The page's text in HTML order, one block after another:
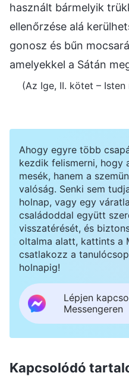
használt bármelyik
ellenőrzése alá
gonosz és bűn
amelyekkel a Sátán
(Az Ige, II. kötet –
Ahogy egyre több
kezdik felismerni, hogy
mesék, hanem a
valóság. Senki sem
holnap, vagy egy
családoddal együtt
visszatérését, és
oltalma alatt, kattints a
csatlakozz a
holnapig!
Lépjen
Messengeren
Kapcsolódó